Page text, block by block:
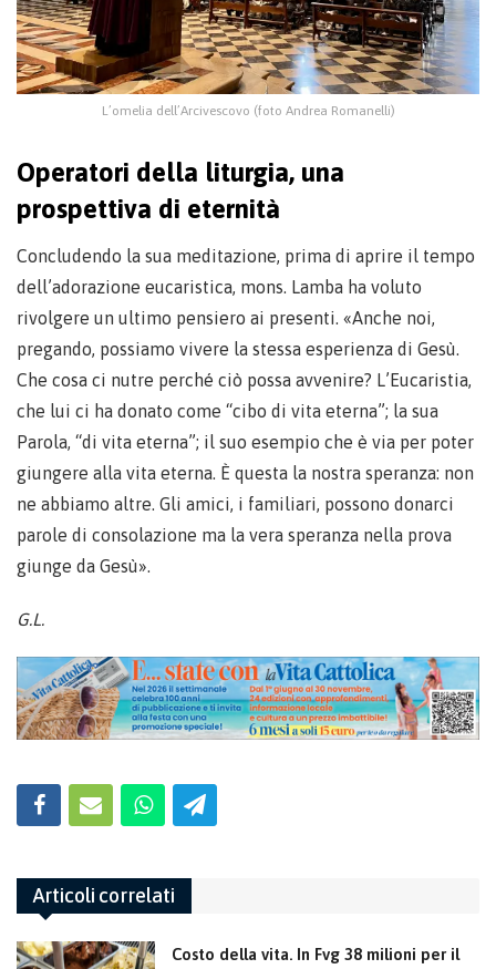
L’omelia dell’Arcivescovo (foto Andrea Romanelli)
Operatori della liturgia, una
prospettiva di eternità
Concludendo la sua meditazione, prima di aprire il tempo
dell’adorazione eucaristica, mons. Lamba ha voluto
rivolgere un ultimo pensiero ai presenti. «Anche noi,
pregando, possiamo vivere la stessa esperienza di Gesù.
Che cosa ci nutre perché ciò possa avvenire? L’Eucaristia,
che lui ci ha donato come “cibo di vita eterna”; la sua
Parola, “di vita eterna”; il suo esempio che è via per poter
giungere alla vita eterna. È questa la nostra speranza: non
ne abbiamo altre. Gli amici, i familiari, possono donarci
parole di consolazione ma la vera speranza nella prova
giunge da Gesù».
G.L.
Articoli correlati
Costo della vita. In Fvg 38 milioni per il